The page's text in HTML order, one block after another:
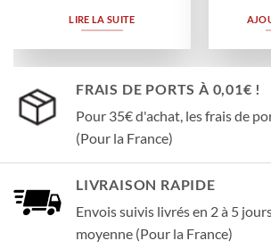
LIRE LA SUITE
FRAIS DE PORTS À 0,01€ !
Pour 35€ d'achat, les frais de
(Pour la France)
LIVRAISON RAPIDE
Envois suivis livrés en 2 à 5
moyenne (Pour la France)